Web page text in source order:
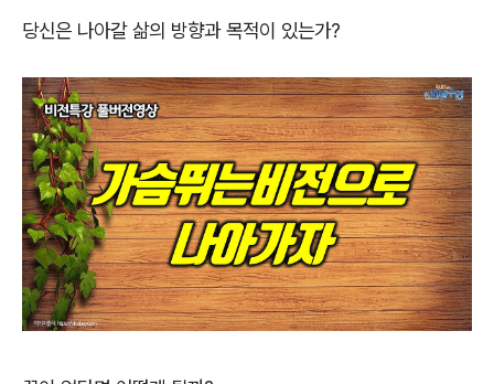
당신은 나아갈 삶의 방향과 목적이 있는가?